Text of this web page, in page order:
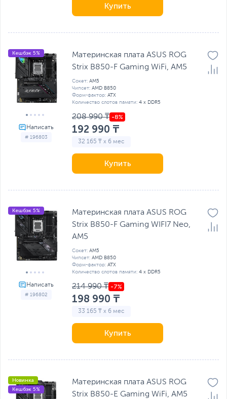
Купить
# 196803
Кешбэк 5%
Материнская плата ASUS ROG
Strix B850-F Gaming WiFi, AM5
Сокет: AM5
Чипсет: AMD B850
Форм-фактор: ATX
Количество слотов памяти: 4 x DDR5
208 990 ₸
192 990 ₸
32 165 ₸ x 6 мес
Купить
# 196802
Кешбэк 5%
Материнская плата ASUS ROG
Strix B850-F Gaming WIFI7 Neo,
AM5
Сокет: AM5
Чипсет: AMD B850
Форм-фактор: ATX
Количество слотов памяти: 4 x DDR5
214 990 ₸
198 990 ₸
33 165 ₸ x 6 мес
Купить
Новинка
Кешбэк 5%
Материнская плата ASUS ROG
Strix B850-E Gaming WiFi, AM5